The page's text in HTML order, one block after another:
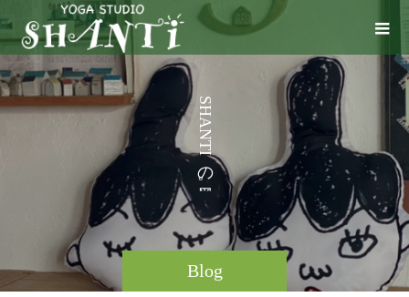
Blog
S
H
A
N
T
I
の
。
う
こ
と
な
ど